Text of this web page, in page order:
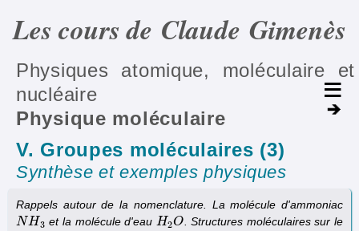
Les cours de Claude Gimenès
Physiques atomique, moléculaire et
nucléaire
Physique moléculaire
V. Groupes moléculaires (3)
Synthèse et exemples physiques
Rappels autour de la nomenclature. La molécule d'ammoniac
NH3
NH3 et la molécule d'eau H2O
H2O
. Structures moléculaires sur le